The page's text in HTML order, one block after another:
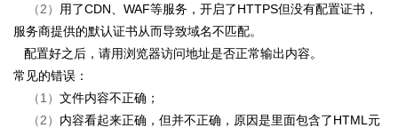
（2）
用了CDN、WAF等服务，开启了HTTPS但没有配置证书，
服务商提供的默认证书从而导致域名不匹配。
配置好之后，请用浏览器访问地址是否正常输出内容。
常见的错误：
（1） 文件内容不正确；
（2） 内容看起来正确，但并不正确，原因是里面包含了HTML元